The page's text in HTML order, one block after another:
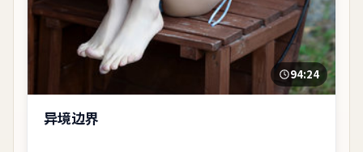
94:24
异境边界